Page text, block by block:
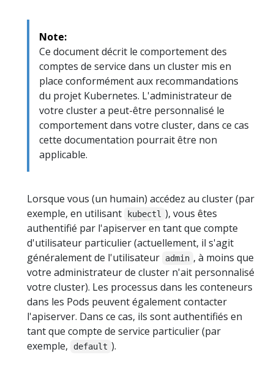
Note:
Ce document décrit le comportement des
comptes de service dans un cluster mis en
place conformément aux recommandations
du projet Kubernetes. L'administrateur de
votre cluster a peut-être personnalisé le
comportement dans votre cluster, dans ce cas
cette documentation pourrait être non
applicable.
Lorsque vous (un humain) accédez au cluster (par
exemple, en utilisant
kubectl ), vous êtes
authentifié par l'apiserver en tant que compte
d'utilisateur particulier (actuellement, il s'agit
généralement de l'utilisateur
admin , à moins que
votre administrateur de cluster n'ait personnalisé
votre cluster). Les processus dans les conteneurs
dans les Pods peuvent également contacter
l'apiserver. Dans ce cas, ils sont authentifiés en
tant que compte de service particulier (par
exemple,
default ).